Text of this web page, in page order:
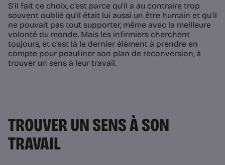
S’il fait ce choix, c’est parce qu’il a au contraire trop
souvent oublié qu’il était lui aussi un être humain et qu’il
ne pouvait pas tout supporter, même avec la meilleure
volonté du monde. Mais les infirmiers cherchent
toujours, et c’est là le dernier élément à prendre en
compte pour peaufiner son plan de reconversion, à
trouver un sens à leur travail.
TROUVER UN SENS À SON
TRAVAIL